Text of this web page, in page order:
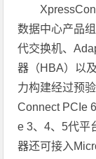
数据中心产品
代交换机、
器（HBA）以
力构建经过预
Connect PCIe
e 3、4、5代平
器还可接入